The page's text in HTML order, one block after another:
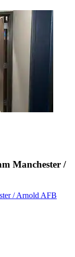
Manchester /
/ Arnold AFB